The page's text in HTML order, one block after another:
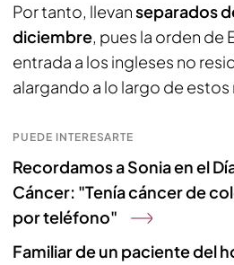
Por tanto, llevanseparados
diciembre, pues la orden de
entrada a los ingleses no
alargando a lo largo de estos
PUEDE INTERESARTE
Recordamos a Sonia en el
Cáncer: "Tenía cáncer de
por teléfono"
Familiar de un paciente del